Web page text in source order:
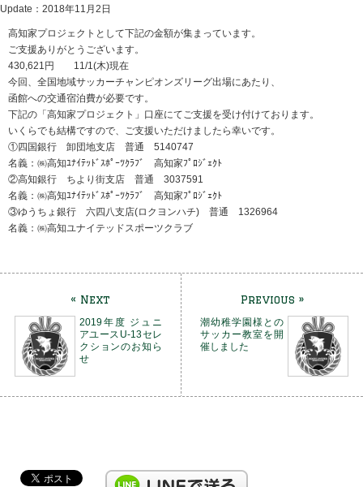
Update：2018年11月2日
高知家プロジェクトとして下記の金額が集まっています。
ご支援ありがとうございます。
430,621円 11/1(木)現在
今回、全国地域サッカーチャンピオンズリーグ出場にあたり、
函館への交通宿泊費が必要です。
下記の「高知家プロジェクト」口座にてご支援を受け付けております。
いくらでも結構ですので、ご支援いただけましたら幸いです。
①四国銀行 卸団地支店 普通 5140747
名義：㈱高知ﾕﾅｲﾃｯﾄﾞｽﾎﾟｰﾂｸﾗﾌﾞ 高知家ﾌﾟﾛｼﾞｪｸﾄ
②高知銀行 ちより街支店 普通 3037591
名義：㈱高知ﾕﾅｲﾃｯﾄﾞｽﾎﾟｰﾂｸﾗﾌﾞ 高知家ﾌﾟﾛｼﾞｪｸﾄ
③ゆうちょ銀行 六四八支店(ロクヨンハチ) 普通 1326964
名義：㈱高知ユナイテッドスポーツクラブ
« Next
2019年度 ジュニ
アユースU-13セレ
クションのお知ら
せ
Previous »
潮幼稚学園様との
サッカー教室を開
催しました